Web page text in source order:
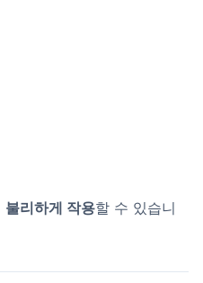
불리하게 작용할 수 있습니